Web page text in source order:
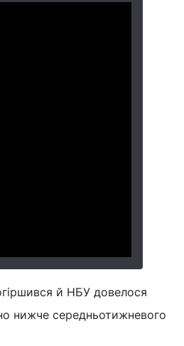
й НБУ довелося
нижче середньотижневого